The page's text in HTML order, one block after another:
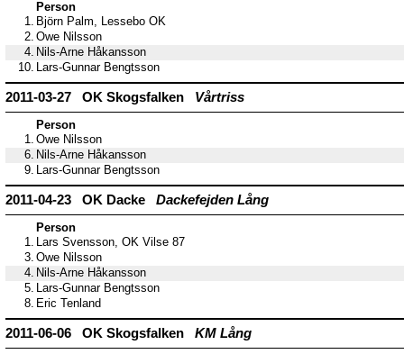
Person
1. Björn Palm, Lessebo OK
2. Owe Nilsson
4. Nils-Arne Håkansson
10. Lars-Gunnar Bengtsson
2011-03-27 OK Skogsfalken Vårtriss
Person
1. Owe Nilsson
6. Nils-Arne Håkansson
9. Lars-Gunnar Bengtsson
2011-04-23 OK Dacke Dackefejden Lång
Person
1. Lars Svensson, OK Vilse 87
3. Owe Nilsson
4. Nils-Arne Håkansson
5. Lars-Gunnar Bengtsson
8. Eric Tenland
2011-06-06 OK Skogsfalken KM Lång